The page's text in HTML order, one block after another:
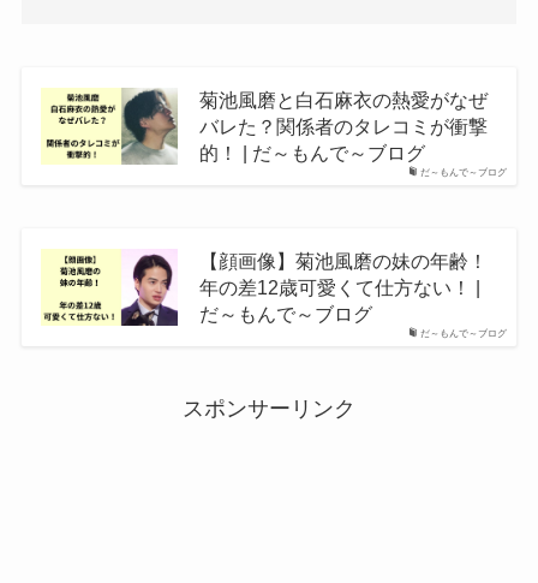
だ～もんで～ブログ
菊池風磨と白石麻衣の熱愛がなぜ
バレた？関係者のタレコミが衝撃
的！ | だ～もんで～ブログ
だ～もんで～ブログ
【顔画像】菊池風磨の妹の年齢！
年の差12歳可愛くて仕方ない！ |
だ～もんで～ブログ
スポンサーリンク